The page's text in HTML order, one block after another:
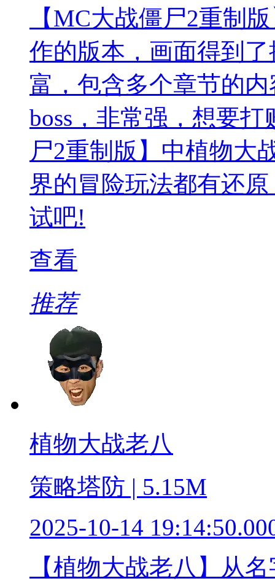
【MC大战僵尸2重制
作的版本，画面得到
富，包含多个章节的
boss，非常强，想要
尸2重制版】中植物大
界的冒险玩法都有还
试吧!
查看
推荐
植物大战老八
策略塔防 | 5.15M
2025-10-14
【植物大战老八】从